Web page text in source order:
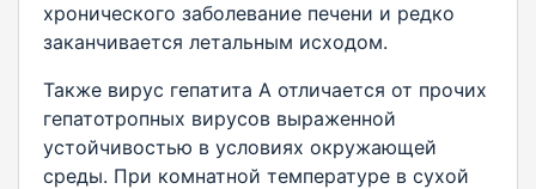
хронического заболевание печени и редко
заканчивается летальным исходом.
Также вирус гепатита А отличается от прочих
гепатотропных вирусов выраженной
устойчивостью в условиях окружающей
среды. При комнатной температуре в сухой